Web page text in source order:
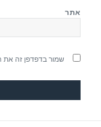
אתר
שמור בדפדפן זה את